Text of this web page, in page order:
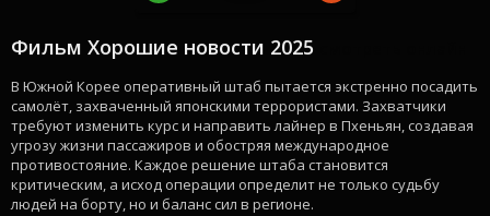
Фильм Хорошие новости 2025
В Южной Корее оперативный штаб пытается экстренно посадить
самолёт, захваченный японскими террористами. Захватчики
требуют изменить курс и направить лайнер в Пхеньян, создавая
угрозу жизни пассажиров и обостряя международное
противостояние. Каждое решение штаба становится
критическим, а исход операции определит не только судьбу
людей на борту, но и баланс сил в регионе.